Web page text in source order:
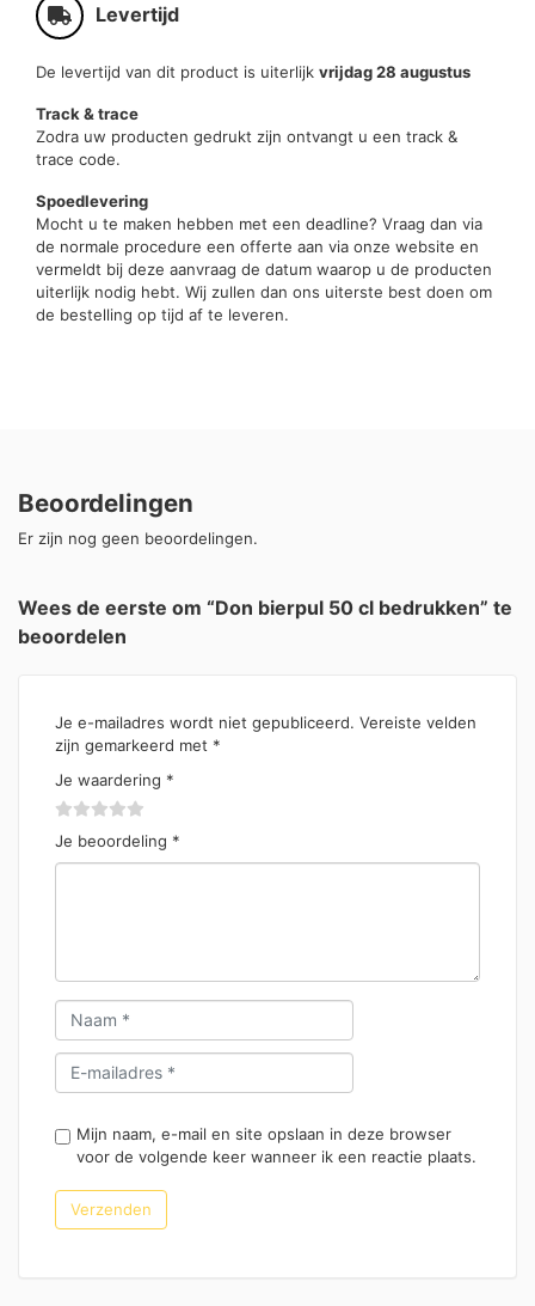
Levertijd
De levertijd van dit product is uiterlijk vrijdag 28 augustus
Track & trace
Zodra uw producten gedrukt zijn ontvangt u een track &
trace code.
Spoedlevering
Mocht u te maken hebben met een deadline? Vraag dan via
de normale procedure een offerte aan via onze website en
vermeldt bij deze aanvraag de datum waarop u de producten
uiterlijk nodig hebt. Wij zullen dan ons uiterste best doen om
de bestelling op tijd af te leveren.
Beoordelingen
Er zijn nog geen beoordelingen.
Wees de eerste om “Don bierpul 50 cl bedrukken” te
beoordelen
Je e-mailadres wordt niet gepubliceerd. Vereiste velden
zijn gemarkeerd met *
Je waardering *
Je beoordeling *
Mijn naam, e-mail en site opslaan in deze browser
voor de volgende keer wanneer ik een reactie plaats.